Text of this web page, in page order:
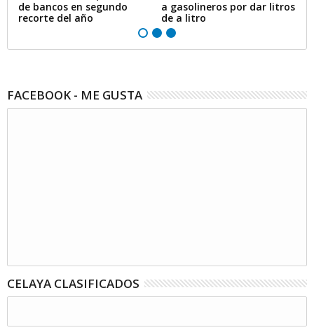
de bancos en segundo
recorte del año
a gasolineros por dar litros
de a litro
FACEBOOK - ME GUSTA
CELAYA CLASIFICADOS